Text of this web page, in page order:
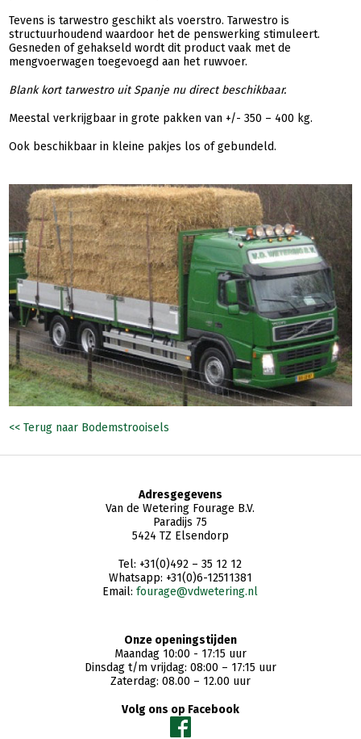
Tevens is tarwestro geschikt als voerstro. Tarwestro is
structuurhoudend waardoor het de penswerking stimuleert.
Gesneden of gehakseld wordt dit product vaak met de
mengvoerwagen toegevoegd aan het ruwvoer.
Blank kort tarwestro uit Spanje nu direct beschikbaar.
Meestal verkrijgbaar in grote pakken van +/- 350 – 400 kg.
Ook beschikbaar in kleine pakjes los of gebundeld.
<< Terug naar Bodemstrooisels
Adresgegevens
Van de Wetering Fourage B.V.
Paradijs 75
5424 TZ Elsendorp
Tel: +31(0)492 – 35 12 12
Whatsapp: +31(0)6-12511381
Email:fourage@vdwetering.nl
Onze openingstijden
Maandag 10:00 - 17:15 uur
Dinsdag t/m vrijdag: 08:00 – 17:15 uur
Zaterdag: 08.00 – 12.00 uur
Volg ons op Facebook